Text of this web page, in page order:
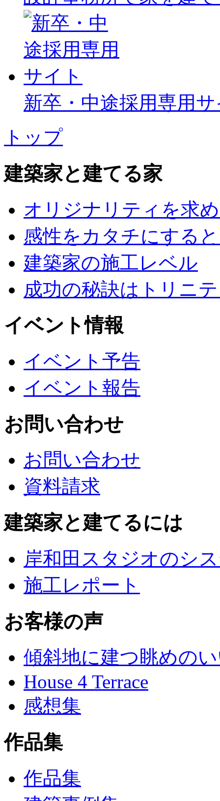
新卒・中途採用専用
トップ
建築家と建てる家
オリジナリティを求
感性をカタチにする
建築家の施工レベル
成功の秘訣はトリニ
イベント情報
イベント予告
イベント報告
お問い合わせ
お問い合わせ
資料請求
建築家と建てるには
岸和田スタジオのシ
施工レポート
お客様の声
傾斜地に建つ眺めの
House 4 Terrace
感想集
作品集
作品集